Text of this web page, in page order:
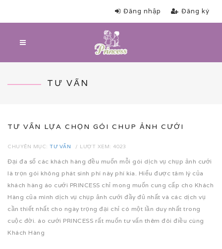
Đăng nhập Đăng ký
TƯ VẤN
TƯ VẤN LỰA CHỌN GÓI CHUP ẢNH CƯỚI
CHUYÊN MỤC: TƯ VẤN LƯỢT XEM: 4023
Đại đa số các khách hàng đều muốn mỗi gói dịch vụ chụp ảnh cưới
là trọn gói không phát sinh phí này phí kia. Hiểu được tâm lý của
khách hàng áo cưới PRINCESS chỉ mong muốn cung cấp cho Khách
Hàng của mình dịch vụ chụp ảnh cưới đầy đủ nhất và các dịch vụ
cần thiết nhất cho ngày trọng đại chỉ có một lần duy nhất trong
cuộc đời. áo cưới PRINCESS rất muốn tư vấn thêm đôi điều cùng
Khách Hàng